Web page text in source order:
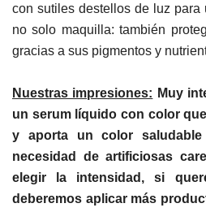
con sutiles destellos de luz para
no solo maquilla: también
gracias a sus pigmentos y
Nuestras impresiones: Muy
un serum líquido con color
y aporta un color
necesidad de artificiosas
elegir la intensidad, si
deberemos aplicar más